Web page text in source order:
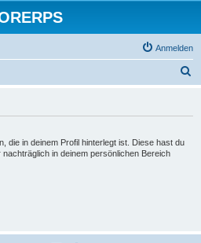
Anmelden
die in deinem Profil hinterlegt ist. Diese hast du
in deinem persönlichen Bereich